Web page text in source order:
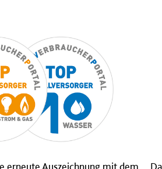
erneute Auszeichnung mit dem